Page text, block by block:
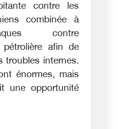
contre les
combinée à
contre
pétrolière afin de
troubles internes.
énormes, mais
une opportunité